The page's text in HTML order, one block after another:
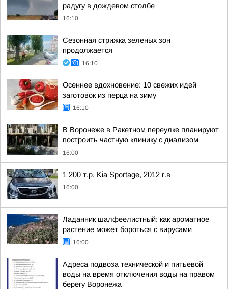
радугу в дождевом столбе
16:10
Сезонная стрижка зеленых зон
продолжается
16:10
Осеннее вдохновение: 10 свежих идей
заготовок из перца на зиму
16:10
В Воронеже в Ракетном переулке планируют
построить частную клинику с диализом
16:00
1 200 т.р. Kia Sportage, 2012 г.в
16:00
Ладанник шалфеелистный: как ароматное
растение может бороться с вирусами
16:00
Адреса подвоза технической и питьевой
воды на время отключения воды на правом
берегу Воронежа